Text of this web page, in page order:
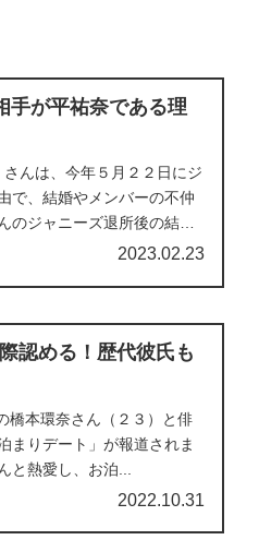
手が平祐奈である理
んは、今年５月２２日にジ
で、結婚やメンバーの不仲
のジャニーズ退所後の結
2023.02.23
認める！歴代彼氏も
橋本環奈さん（２３）と俳
まりデート」が報道されま
と熱愛し、お泊...
2022.10.31